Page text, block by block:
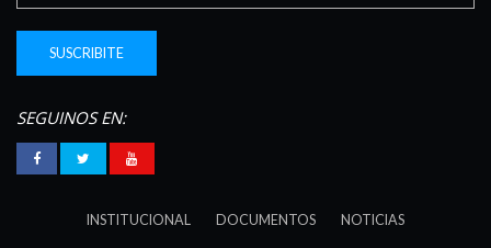
SEGUINOS EN:
INSTITUCIONAL DOCUMENTOS NOTICIAS